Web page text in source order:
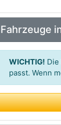
Fahrzeuge
WICHTIG!
passt. Wenn